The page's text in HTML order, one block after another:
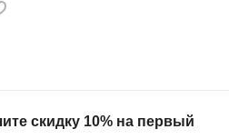
скидку 10% на первый